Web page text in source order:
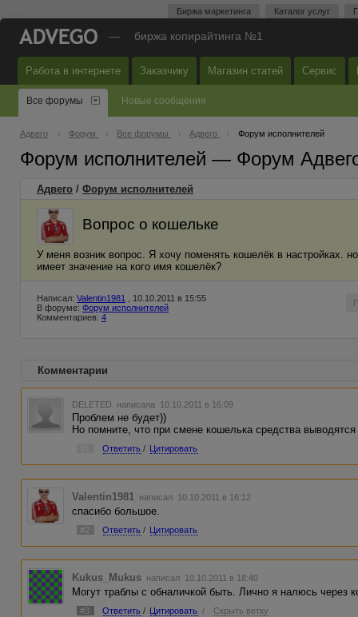
Биржа маркетинга Каталог услуг
— биржа копирайтинга №1
Работа в интернете Заказчику Магазин статей Сервис
Все форумы Новые сообщения
Адвего Форум Все форумы Адвего Форум исполнителей
Форум исполнителей — Форум
Адвего / Форум исполнителей
Вопрос о кошельке
У меня возник вопрос. Я хочу поменять кошелёк в настройках.
имеет значение на кого имя кошелёк?
Написал: Valentin1981
, 10.10.2011 в 15:55
В форуме: Форум исполнителей
Комментариев: 4
Комментарии
DELETED написала 10.10.2011 в 16:09
Проблем не будет))
Но помните, что при смене кошелька средства
Ответить / Цитировать
Valentin1981 написал 10.10.2011 в 16:12
спасибо большое.
#2 Ответить / Цитировать
Kukus_Mukus написал 10.10.2011 в 18:40
Могут траблы с обналичкой быть. Лично я налюсь через
#3 Ответить / Цитировать / Скрыть ветку